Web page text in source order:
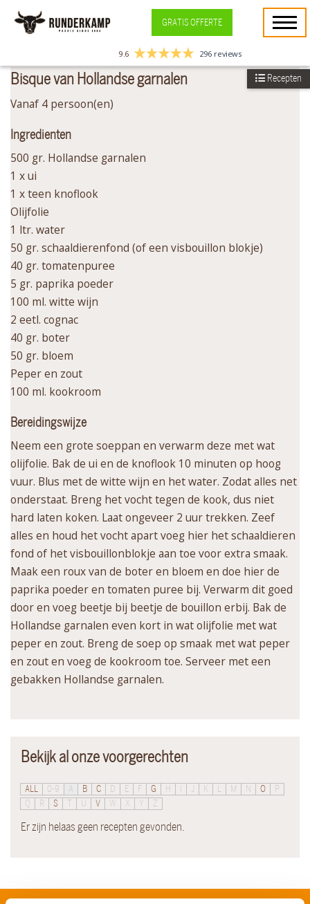
GRATIS OFFERTE
9.6 296 reviews
Bisque van Hollandse garnalen
Vanaf 4 persoon(en)
Ingredienten
500 gr. Hollandse garnalen
1 x ui
1 x teen knoflook
Olijfolie
1 ltr. water
50 gr. schaaldierenfond (of een visbouillon blokje)
40 gr. tomatenpuree
5 gr. paprika poeder
100 ml. witte wijn
2 eetl. cognac
40 gr. boter
50 gr. bloem
Peper en zout
100 ml. kookroom
Bereidingswijze
Neem een grote soeppan en verwarm deze met wat
olijfolie. Bak de ui en de knoflook 10 minuten op hoog
vuur. Blus met de witte wijn en het water. Zodat alles net
onderstaat. Breng het vocht tegen de kook, dus niet
hard laten koken. Laat ongeveer 2 uur trekken. Zeef
alles en houd het vocht apart voeg hier het schaaldieren
fond of het visbouillonblokje aan toe voor extra smaak.
Maak een roux van de boter en bloem en doe hier de
paprika poeder en tomaten puree bij. Verwarm dit goed
door en voeg beetje bij beetje de bouillon erbij. Bak de
Hollandse garnalen even kort in wat olijfolie met wat
peper en zout. Breng de soep op smaak met wat peper
en zout en voeg de kookroom toe. Serveer met een
gebakken Hollandse garnalen.
Bekijk al onze voorgerechten
ALL 0-9 A B C D E F G H K M N O
P
Q
R S T U V X Y Z
Er zijn helaas geen recepten gevonden.
Recepten